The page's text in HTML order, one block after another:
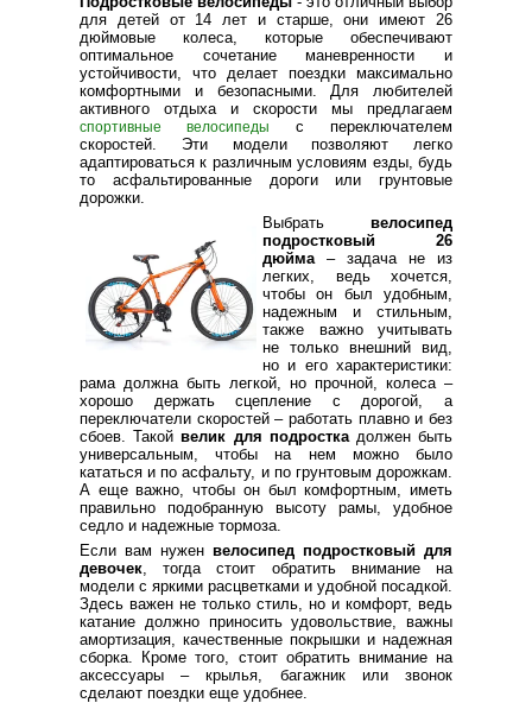
для детей от 14 лет и старше, они имеют 26
дюймовые колеса, которые обеспечивают
оптимальное сочетание маневренности и
устойчивости, что делает поездки максимально
комфортными и безопасными. Для любителей
активного отдыха и скорости мы предлагаем
спортивные велосипеды
с переключателем
скоростей. Эти модели позволяют легко
адаптироваться к различным условиям езды, будь
то асфальтированные дороги или грунтовые
дорожки.
Выбрать велосипед
подростковый 26
дюйма – задача не из
легких, ведь хочется,
чтобы он был удобным,
надежным и стильным,
также важно учитывать
не только внешний вид,
но и его характеристики:
рама должна быть легкой, но прочной, колеса –
хорошо держать сцепление с дорогой, а
переключатели скоростей – работать плавно и без
сбоев. Такойвелик для подросткадолжен быть
универсальным, чтобы на нем можно было
кататься и по асфальту, и по грунтовым дорожкам.
А еще важно, чтобы он был комфортным, иметь
правильно подобранную высоту рамы, удобное
седло и надежные тормоза.
Если вам нужен велосипед подростковый для
девочек , тогда стоит обратить внимание на
модели с яркими расцветками и удобной посадкой.
Здесь важен не только стиль, но и комфорт, ведь
катание должно приносить удовольствие, важны
амортизация, качественные покрышки и надежная
сборка. Кроме того, стоит обратить внимание на
аксессуары – крылья, багажник или звонок
сделают поездки еще удобнее.